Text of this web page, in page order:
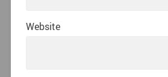
Website